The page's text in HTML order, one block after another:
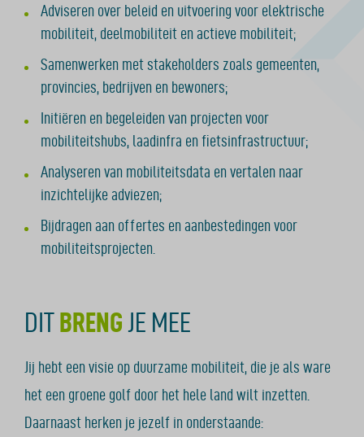
Adviseren over beleid en uitvoering voor elektrische
mobiliteit, deelmobiliteit en actieve mobiliteit;
Samenwerken met stakeholders zoals gemeenten,
provincies, bedrijven en bewoners;
Initiëren en begeleiden van projecten voor
mobiliteitshubs, laadinfra en fietsinfrastructuur;
Analyseren van mobiliteitsdata en vertalen naar
inzichtelijke adviezen;
Bijdragen aan offertes en aanbestedingen voor
mobiliteitsprojecten.
DITBRENG JE MEE
Jij hebt een visie op duurzame mobiliteit, die je als ware
het een groene golf door het hele land wilt inzetten.
Daarnaast herken je jezelf in onderstaande: